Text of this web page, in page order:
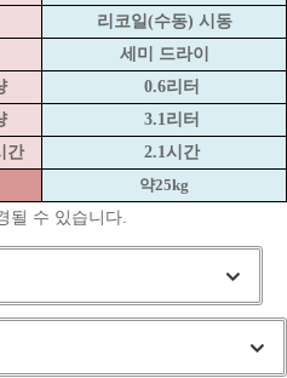
리코일(수동) 시동
세미 드라이
0.6리터
3.1리터
간
2.1시간
약25kg
될 수 있습니다.